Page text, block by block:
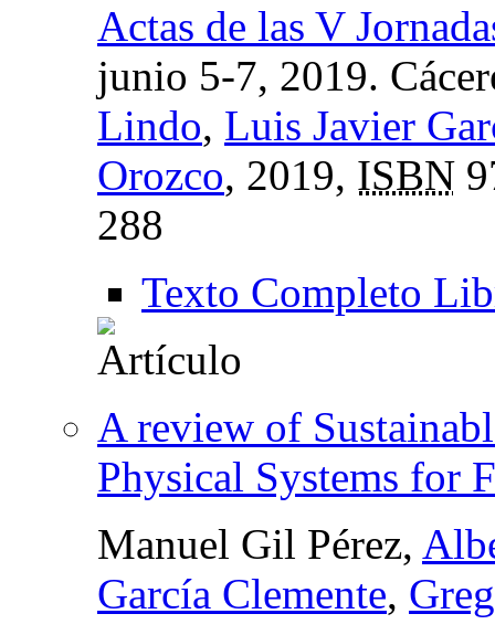
Actas de las V
junio 5-7, 2019.
Lindo, Luis Javier
Orozco, 2019, ISBN
288
Texto Completo
A review of
Physical Systems for
Manuel Gil Pérez,
García Clemente,